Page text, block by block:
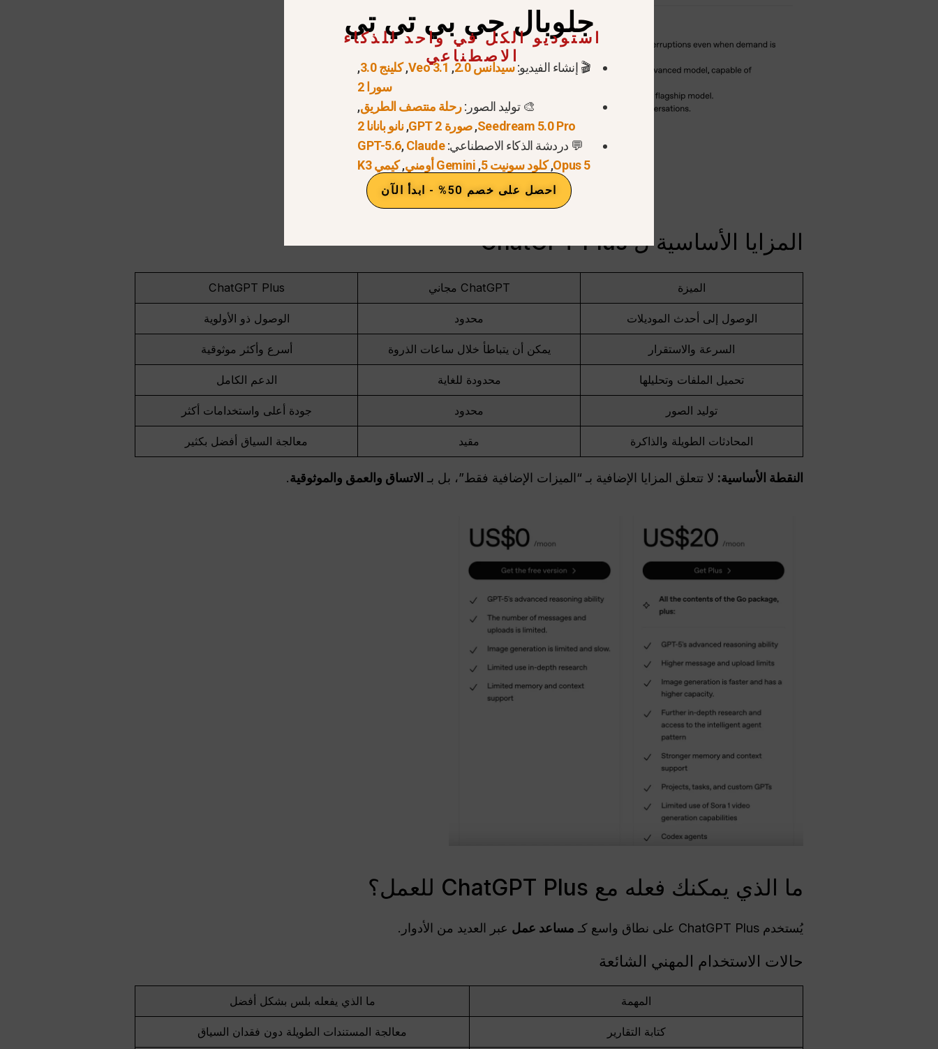
المزايا الأساسية ل ChatGPT Plus
الميزة ChatGPT مجاني ChatGPT Plus
الوصول إلى أحدث الموديلات محدود الوصول ذو الأولوية
السرعة والاستقرار يمكن أن يتباطأ خلال ساعات الذروة أسرع وأكثر موثوقية
تحميل الملفات وتحليلها محدودة للغاية الدعم الكامل
توليد الصور محدود جودة أعلى واستخدامات أكثر
المحادثات الطويلة والذاكرة مقيد معالجة السياق أفضل بكثير
النقطة الأساسية: لا تتعلق المزايا الإضافية بـ “الميزات الإضافية فقط”، بل بـ الاتساق والعمق والموثوقية.
ما الذي يمكنك فعله مع ChatGPT Plus للعمل؟
يُستخدم ChatGPT Plus على نطاق واسع كـ مساعد عمل عبر العديد من الأدوار.
حالات الاستخدام المهني الشائعة
المهمة ما الذي يفعله بلس بشكل أفضل
كتابة التقارير معالجة المستندات الطويلة دون فقدان السياق
جلوبال جي بي تي تي
استوديو الكل في واحد للذكاء
الاصطناعي
🎬 إنشاء الفيديو:سيدانس 2.0 ,
Veo 3.1
,كلينج 3.0
,
سورا 2
🎨 توليد الصور:رحلة منتصف الطريق,
Seedream 5.0 Pro
,صورة GPT 2 ,نانو بانانا 2
💬 دردشة الذكاء الاصطناعي:
GPT-5.6,Claude
Opus 5
,كلود سونيت 5 , Gemini أومني ,كيمي K3
احصل على خصم 50% - ابدأ الآن